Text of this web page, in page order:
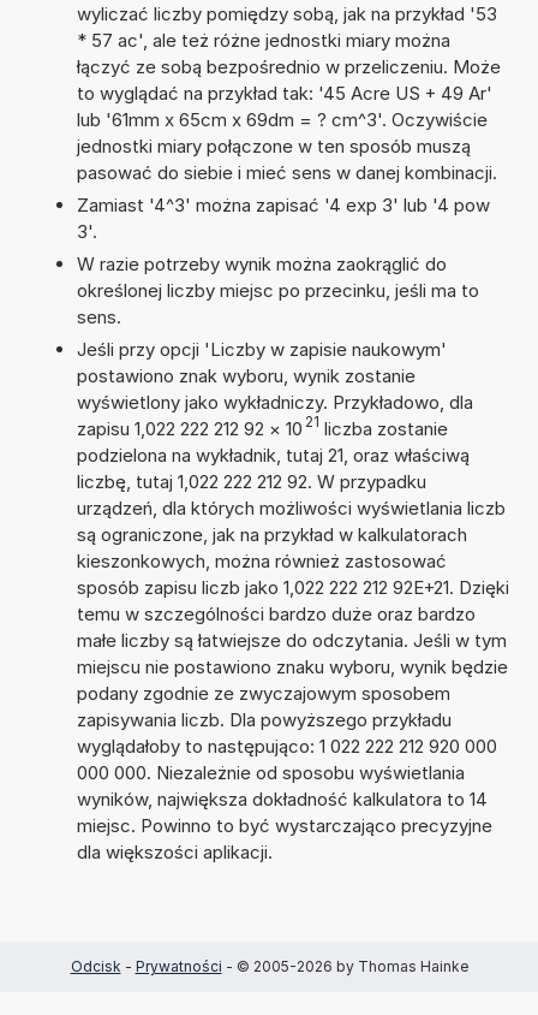
wyliczać liczby pomiędzy sobą, jak na przykład '53
* 57 ac', ale też różne jednostki miary można
łączyć ze sobą bezpośrednio w przeliczeniu. Może
to wyglądać na przykład tak: '45 Acre US + 49 Ar'
lub '61mm x 65cm x 69dm = ? cm^3'. Oczywiście
jednostki miary połączone w ten sposób muszą
pasować do siebie i mieć sens w danej kombinacji.
Zamiast '4^3' można zapisać '4 exp 3' lub '4 pow
3'.
W razie potrzeby wynik można zaokrąglić do
określonej liczby miejsc po przecinku, jeśli ma to
sens.
Jeśli przy opcji 'Liczby w zapisie naukowym'
postawiono znak wyboru, wynik zostanie
wyświetlony jako wykładniczy. Przykładowo, dla
zapisu 1,022 222 212 92 × 10 21 liczba zostanie
podzielona na wykładnik, tutaj 21, oraz właściwą
liczbę, tutaj 1,022 222 212 92. W przypadku
urządzeń, dla których możliwości wyświetlania liczb
są ograniczone, jak na przykład w kalkulatorach
kieszonkowych, można również zastosować
sposób zapisu liczb jako 1,022 222 212 92E+21. Dzięki
temu w szczególności bardzo duże oraz bardzo
małe liczby są łatwiejsze do odczytania. Jeśli w tym
miejscu nie postawiono znaku wyboru, wynik będzie
podany zgodnie ze zwyczajowym sposobem
zapisywania liczb. Dla powyższego przykładu
wyglądałoby to następująco: 1 022 222 212 920 000
000 000. Niezależnie od sposobu wyświetlania
wyników, największa dokładność kalkulatora to 14
miejsc. Powinno to być wystarczająco precyzyjne
dla większości aplikacji.
Odcisk - Prywatności - © 2005-2026 by Thomas Hainke